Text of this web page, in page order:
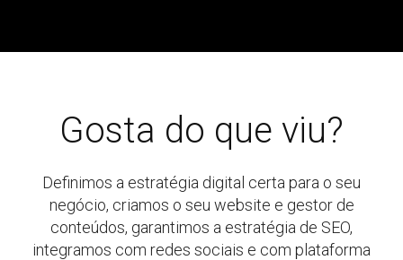
Gosta do que viu?
Definimos a estratégia digital certa para o seu
negócio, criamos o seu website e gestor de
conteúdos, garantimos a estratégia de SEO,
integramos com redes sociais e com plataforma